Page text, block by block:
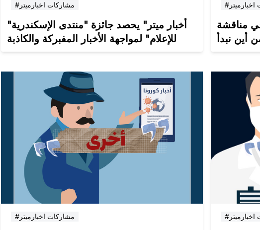
#مشاركات اخبارميتر
"أخبار ميتر" يحصد جائزة "منتدى الإسكندرية
للإعلام" لمواجهة الأخبار المفبركة والكاذبة
اخبارميتر
مناقشة
#مشاركات اخبارميتر اخبارميتر